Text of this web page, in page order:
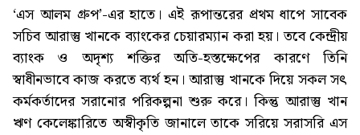
‘এস আলম গ্রুপ’-এর হাতে। এই রূপান্তরের প্রথম ধাপে সাবেক
সচিব আরাস্তু খানকে ব্যাংকের চেয়ারম্যান করা হয়। তবে কেন্দ্রীয়
ব্যাংক ও অদৃশ্য শক্তির অতি-হস্তক্ষেপের কারণে তিনি
স্বাধীনভাবে কাজ করতে ব্যর্থ হন। আরাস্তু খানকে দিয়ে সকল সৎ
কর্মকর্তাদের সরানোর পরিকল্পনা শুরু করে। কিন্তু আরাস্তু খান
ঋণ কেলেঙ্কারিতে অস্বীকৃতি জানালে তাকে সরিয়ে সরাসরি এস